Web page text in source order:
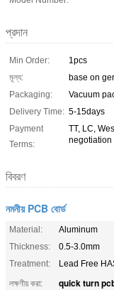
প্রদান
Min Order:
1pcs
মূল্য:
base on
Packaging:
Vacuum
Delivery Time: 5-15days
Payment
Terms:
TT, LC,
negotiation
বিবরণ
নমনীয় PCB বোর্ড
Material:
Aluminum
Thickness:
0.5-3.0mm
Treatment:
Lead Free
লক্ষণীয় করা:
quick turn